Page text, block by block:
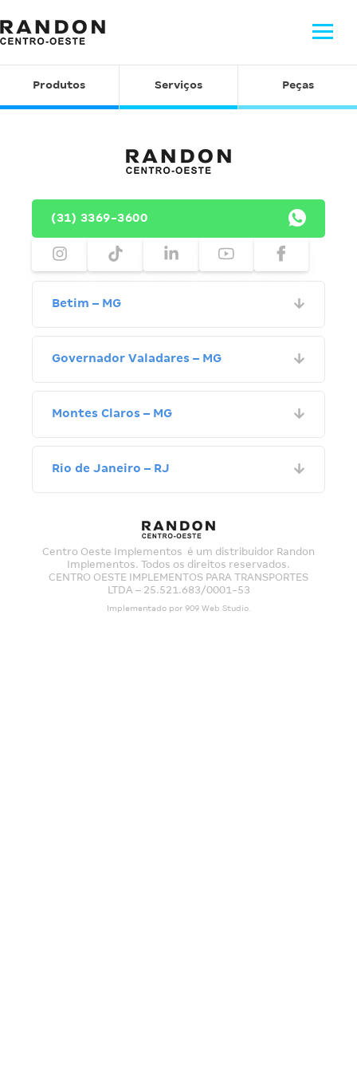
Produtos Serviços Peças
(31) 3369-3600
Betim – MG
Governador Valadares – MG
Montes Claros – MG
Rio de Janeiro – RJ
Centro Oeste Implementos é um distribuidor Randon
Implementos. Todos os direitos reservados.
CENTRO OESTE IMPLEMENTOS PARA TRANSPORTES
LTDA – 25.521.683/0001-53
Implementado por 909 Web Studio.